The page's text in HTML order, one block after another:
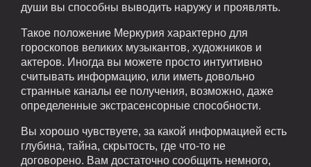
души вы способны выводить наружу и проявлять.
Такое положение Меркурия характерно для
гороскопов великих музыкантов, художников и
актеров. Иногда вы можете просто интуитивно
считывать информацию, или иметь довольно
странные каналы ее получения, возможно, даже
определенные экстрасенсорные способности.
Вы хорошо чувствуете, за какой информацией есть
глубина, тайна, скрытость, где что-то не
договорено. Вам достаточно сообщить немного,